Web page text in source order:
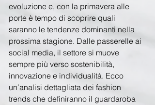
evoluzione e, con la primavera alle
porte è tempo di scoprire quali
saranno le tendenze dominanti nella
prossima stagione. Dalle passerelle ai
social media, il settore si muove
sempre più verso sostenibilità,
innovazione e individualità. Ecco
un’analisi dettagliata dei fashion
trends che definiranno il guardaroba